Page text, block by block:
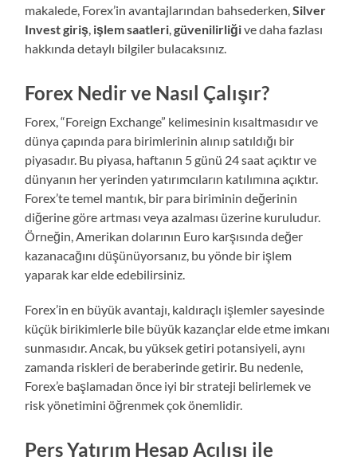
makalede, Forex’in avantajlarından bahsederken,Silver
Invest giriş, işlem saatleri,güvenilirliğive daha fazlası
hakkında detaylı bilgiler bulacaksınız.
Forex Nedir ve Nasıl Çalışır?
Forex, “Foreign Exchange” kelimesinin kısaltmasıdır ve
dünya çapında para birimlerinin alınıp satıldığı bir
piyasadır. Bu piyasa, haftanın 5 günü 24 saat açıktır ve
dünyanın her yerinden yatırımcıların katılımına açıktır.
Forex’te temel mantık, bir para biriminin değerinin
diğerine göre artması veya azalması üzerine kuruludur.
Örneğin, Amerikan dolarının Euro karşısında değer
kazanacağını düşünüyorsanız, bu yönde bir işlem
yaparak kar elde edebilirsiniz.
Forex’in en büyük avantajı, kaldıraçlı işlemler sayesinde
küçük birikimlerle bile büyük kazançlar elde etme imkanı
sunmasıdır. Ancak, bu yüksek getiri potansiyeli, aynı
zamanda riskleri de beraberinde getirir. Bu nedenle,
Forex’e başlamadan önce iyi bir strateji belirlemek ve
risk yönetimini öğrenmek çok önemlidir.
Pers Yatırım Hesap Açılışı ile